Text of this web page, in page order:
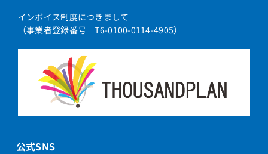
インボイス制度につきまして
（事業者登録番号 T6-0100-0114-4905）
公式SNS